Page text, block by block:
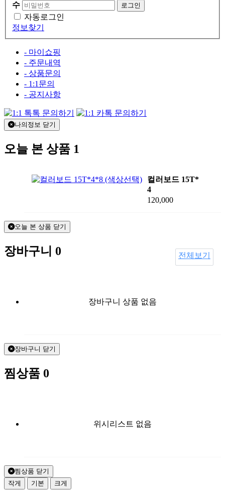
수
자동로그인
정보찾기
- 마이쇼핑
- 주문내역
- 상품문의
- 1:1문의
- 공지사항
나의정보 닫기
오늘 본 상품 1
컬러보드 15T*
4
120,000
오늘 본 상품 닫기
장바구니 0
장바구니 상품 없음
전체보기
장바구니 닫기
찜상품 0
위시리스트 없음
찜상품 닫기
작게
기본 크게